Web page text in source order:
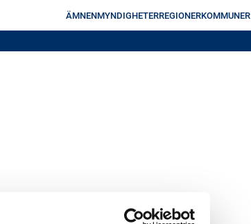
ÄMNENMYNDIGHETERREGIONERKOMMUNER